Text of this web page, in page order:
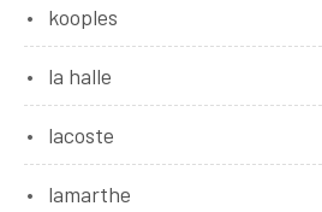
kooples
la halle
lacoste
lamarthe